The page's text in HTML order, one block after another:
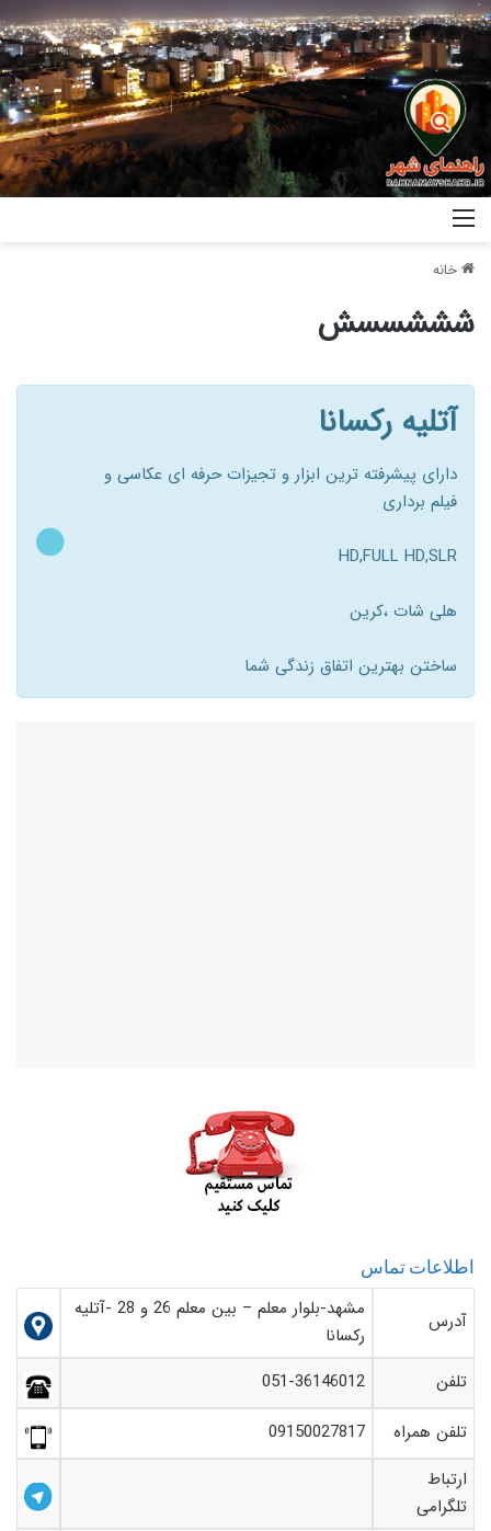
خانه
شششسسش
آتلیه رکسانا
دارای پیشرفته ترین ابزار و تجیزات حرفه ای عکاسی و
فیلم برداری
HD,FULL HD,SLR
هلی شات ،کرین
ساختن بهترین اتفاق زندگی شما
اطلاعات تماس
آدرس
مشهد-بلوار معلم – بین معلم 26 و 28 -آتلیه
رکسانا
تلفن
051-36146012
تلفن همراه
09150027817
ارتباط
تلگرامی